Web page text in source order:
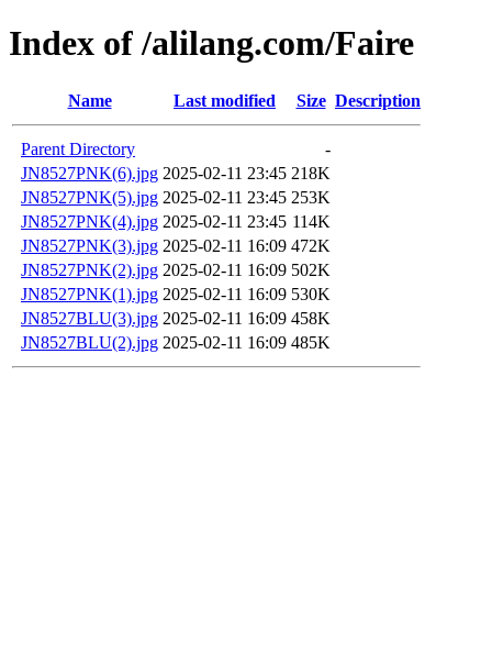
Index of /alilang.com/Faire
Name Last modified Size Description
Parent Directory
-
JN8527PNK(6).jpg 2025-02-11 23:45 218K
JN8527PNK(5).jpg 2025-02-11 23:45 253K
JN8527PNK(4).jpg 2025-02-11 23:45 114K
JN8527PNK(3).jpg 2025-02-11 16:09 472K
JN8527PNK(2).jpg 2025-02-11 16:09 502K
JN8527PNK(1).jpg 2025-02-11 16:09 530K
JN8527BLU(3).jpg 2025-02-11 16:09 458K
JN8527BLU(2).jpg 2025-02-11 16:09 485K